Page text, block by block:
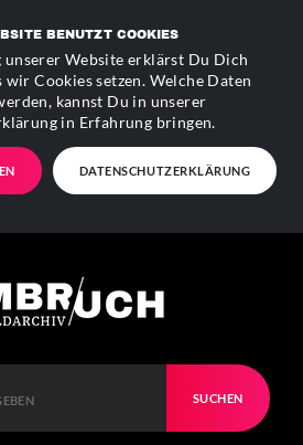
BENUTZT COOKIES
unserer Website erklärst Du Dich
wir Cookies setzen. Welche Daten
kannst Du in unserer
in Erfahrung bringen.
DATENSCHUTZERKLÄRUNG
SUCHEN